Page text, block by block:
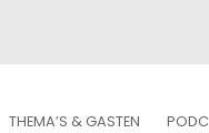
THEMA’S & GASTEN